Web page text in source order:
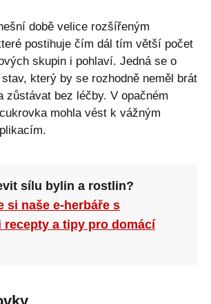
době velice rozšířeným
postihuje čím dál tím větší počet
skupin i pohlaví. Jedná se o
který by se rozhodně neměl brát
zůstávat bez léčby. V opačném
mohla vést k vážným
sílu bylin a rostlin?
si naše e-herbáře s
recepty a tipy pro domácí